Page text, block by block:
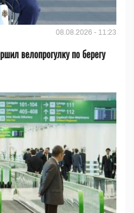
08.08.2026 - 11:23
велопрогулку по берегу